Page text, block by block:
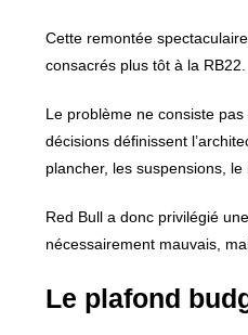
Cette remontée
consacrés plus tôt à la
Le problème ne consiste
décisions définissent
plancher, les suspensions,
Red Bull a donc privilégié
nécessairement mauvais,
Le plafond